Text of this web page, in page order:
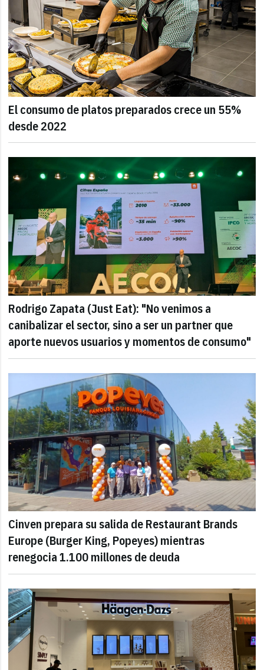
El consumo de platos preparados crece un 55%
desde 2022
Rodrigo Zapata (Just Eat): "No venimos a
canibalizar el sector, sino a ser un partner que
aporte nuevos usuarios y momentos de consumo"
Cinven prepara su salida de Restaurant Brands
Europe (Burger King, Popeyes) mientras
renegocia 1.100 millones de deuda